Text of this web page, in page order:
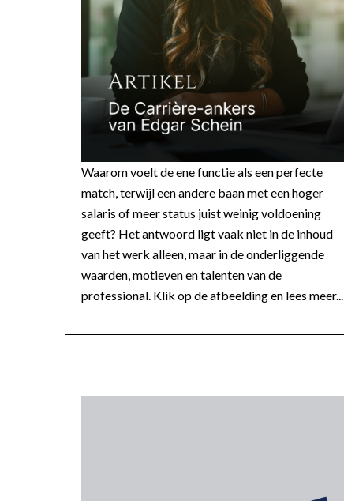
Waarom voelt de ene functie als een perfecte
match, terwijl een andere baan met een hoger
salaris of meer status juist weinig voldoening
geeft? Het antwoord ligt vaak niet in de inhoud
van het werk alleen, maar in de onderliggende
waarden, motieven en talenten van de
professional. Klik op de afbeelding en lees meer...